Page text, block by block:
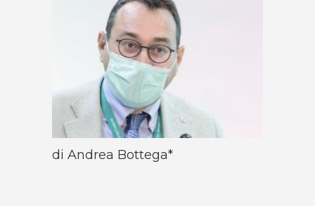
di Andrea Bottega*